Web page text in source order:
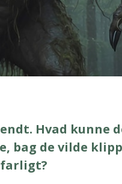
Hvad kun­ne
bag de vil­de
far­ligt?